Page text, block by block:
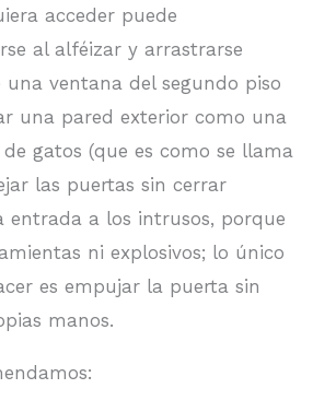
acceder puede
al alféizar y arrastrarse
ventana del segundo piso
una pared exterior como una
gatos (que es como se llama
las puertas sin cerrar
a los intrusos, porque
ni explosivos; lo único
es empujar la puerta sin
manos.